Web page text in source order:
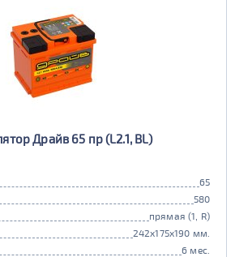
Драйв 65 пр (L2.1, BL)
65
580
прямая (1, R)
242x175x190 мм.
6 мес.